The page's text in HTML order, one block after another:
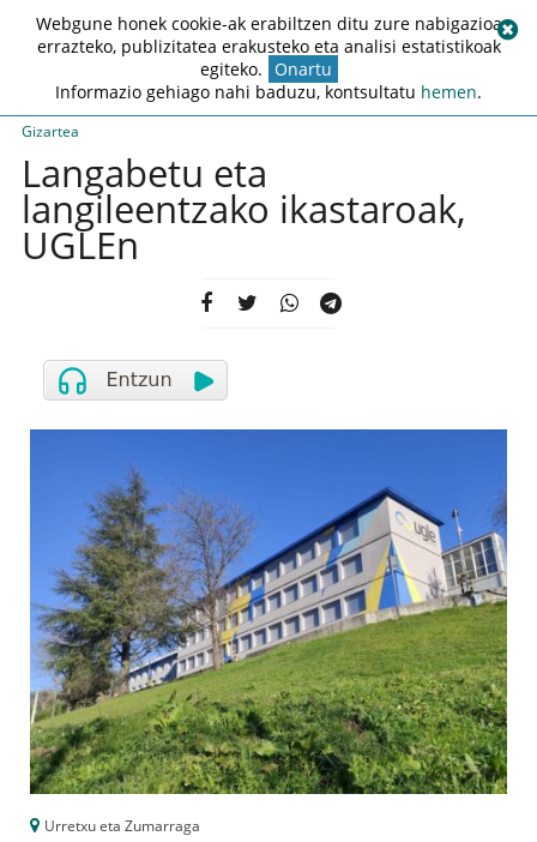
Gizartea
Langabetu eta
langileentzako ikastaroak,
UGLEn
Urretxu eta Zumarraga
Webgune honek cookie-ak erabiltzen ditu zure nabigazioa
errazteko, publizitatea erakusteko eta analisi estatistikoak
egiteko. Onartu
Informazio gehiago nahi baduzu, kontsultatu hemen.